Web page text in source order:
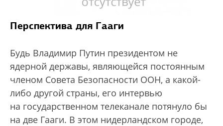
Перспектива для Гааги
Будь Владимир Путин президентом не
ядерной державы, являющейся постоянным
членом Совета Безопасности ООН, а какой-
либо другой страны, его интервью
на государственном телеканале потянуло бы
на две Гааги. В этом нидерландском городе,